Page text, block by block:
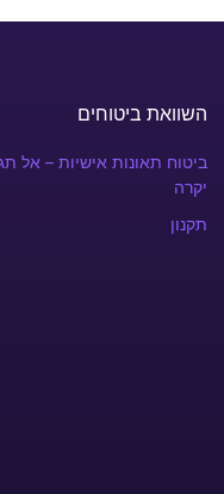
השוואת ביטוחים
ביטוח תאונות אישיות – אל
יקרה
תקנון